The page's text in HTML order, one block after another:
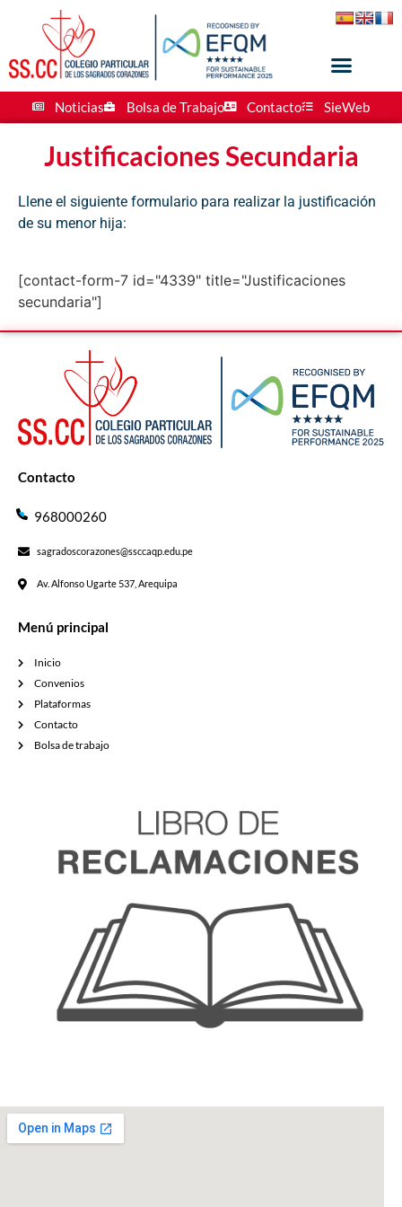
Noticias Bolsa de Trabajo Contacto SieWeb
Justificaciones Secundaria
Llene el siguiente formulario para realizar la justificación
de su menor hija:
[contact-form-7 id="4339" title="Justificaciones
secundaria"]
Contacto
968000260
sagradoscorazones@ssccaqp.edu.pe
Av. Alfonso Ugarte 537, Arequipa
Menú principal
Inicio
Convenios
Plataformas
Contacto
Bolsa de trabajo